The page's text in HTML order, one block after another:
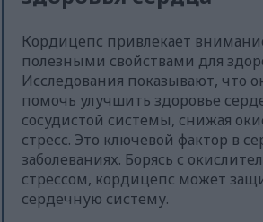
Кордицепс привлекает
полезными свойствами для
Исследования показывают, что
помочь улучшить здоровье
сосудистой системы, снижая
стресс. Это ключевой фактор в
заболеваниях. Борясь с
стрессом, кордицепс может
сердечную систему.